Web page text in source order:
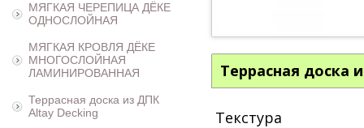
МЯГКАЯ ЧЕРЕПИЦА ДЁКЕ
ОДНОСЛОЙНАЯ
МЯГКАЯ КРОВЛЯ ДЁКЕ
МНОГОСЛОЙНАЯ
ЛАМИНИРОВАННАЯ
Террасная доска из ДПК
Altay Decking
Террасная доска
Текстура